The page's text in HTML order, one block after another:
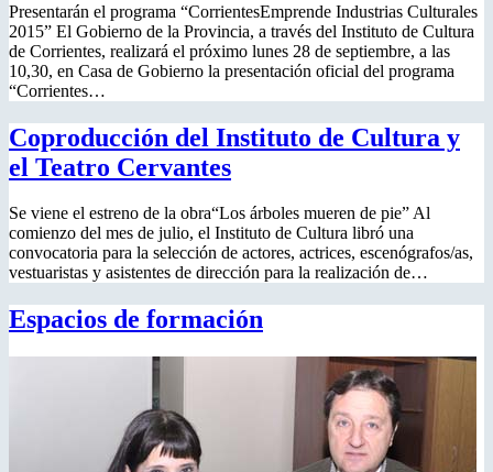
Presentarán el programa “CorrientesEmprende Industrias Culturales
2015” El Gobierno de la Provincia, a través del Instituto de Cultura
de Corrientes, realizará el próximo lunes 28 de septiembre, a las
10,30, en Casa de Gobierno la presentación oficial del programa
“Corrientes…
Coproducción del Instituto de Cultura y
el Teatro Cervantes
Se viene el estreno de la obra“Los árboles mueren de pie” Al
comienzo del mes de julio, el Instituto de Cultura libró una
convocatoria para la selección de actores, actrices, escenógrafos/as,
vestuaristas y asistentes de dirección para la realización de…
Espacios de formación